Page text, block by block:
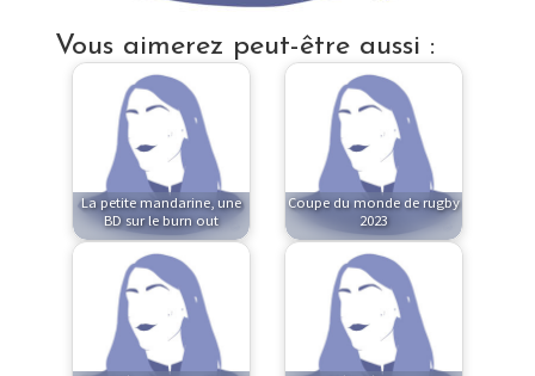
Vous aimerez peut-être aussi :
La petite mandarine, une
BD sur le burn out
Coupe du monde de rugby
2023